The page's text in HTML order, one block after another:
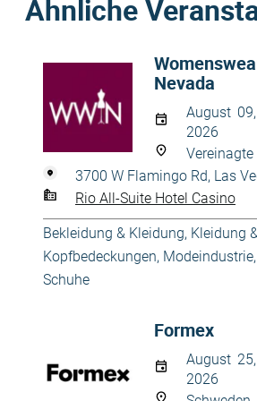
Ähnliche
Nevada
August
2026
3700 W Flamingo Rd, Las
Rio All-Suite Hotel Casino
Bekleidung & Kleidung, Kleidung
Kopfbedeckungen, Modeindustrie,
Schuhe
Formex
August
2026